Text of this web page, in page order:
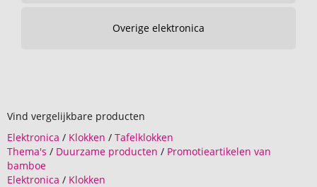
Overige elektronica
Vind vergelijkbare producten
Elektronica / Klokken / Tafelklokken
Thema's / Duurzame producten / Promotieartikelen van
bamboe
Elektronica / Klokken